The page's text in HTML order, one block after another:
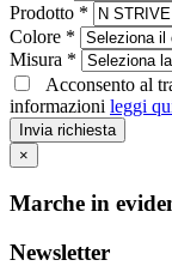
Prodotto *
Colore *
Misura *
Acconsento al
informazioni leggi
Invia richiesta
×
Marche in
Newsletter